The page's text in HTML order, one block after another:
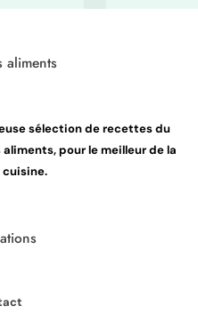
aliments
sélection de recettes du
pour le meilleur de la
cuisine.